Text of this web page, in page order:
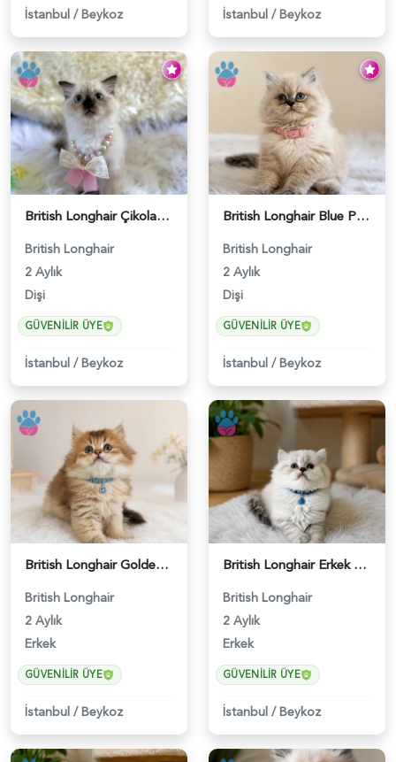
İstanbul /Beykoz İstanbul /Beykoz
British Longhair Çikolata Nadir Renk Göz Kamaştırıcı - 6117
British Longhair
2 Aylık
Dişi
GÜVENILIR ÜYE
İstanbul /Beykoz
British Longhair Blue Point Afrodit Yuva Arıyor - 6118
British Longhair
2 Aylık
Dişi
GÜVENILIR ÜYE
İstanbul /Beykoz
British Longhair Golden Ny12 Erkek Yavrumuz - 5151
British Longhair
2 Aylık
Erkek
GÜVENILIR ÜYE
İstanbul /Beykoz
British Longhair Erkek Göz Alıcılı Güzellik - 4920
British Longhair
2 Aylık
Erkek
GÜVENILIR ÜYE
İstanbul /Beykoz